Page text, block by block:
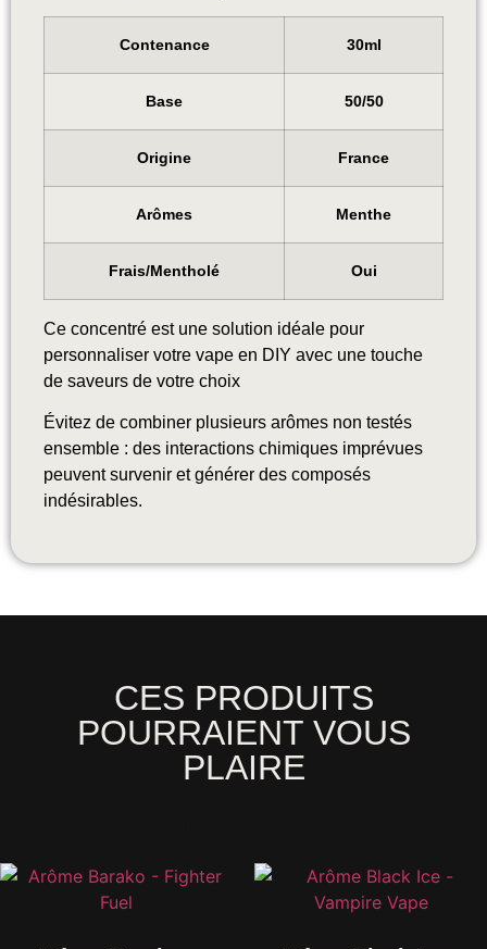
Contenance 30ml
Base 50/50
Origine France
Arômes Menthe
Frais/Mentholé Oui
Ce concentré est une solution idéale pour
personnaliser votre vape en DIY avec une touche
de saveurs de votre choix
Évitez de combiner plusieurs arômes non testés
ensemble : des interactions chimiques imprévues
peuvent survenir et générer des composés
indésirables.
CES PRODUITS
POURRAIENT VOUS
PLAIRE